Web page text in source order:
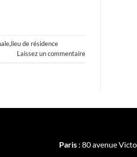
,lieu de résidence
Laissez un commentaire
Paris : 80 avenue